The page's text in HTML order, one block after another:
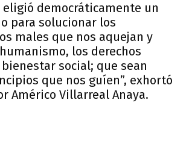
eligió democráticamente un
para solucionar los
males que nos aquejan y
los derechos
social; que sean
que nos guíen”, exhortó
Américo Villarreal Anaya.